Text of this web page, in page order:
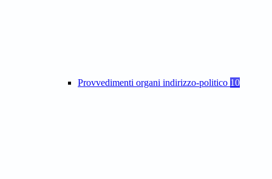
Provvedimenti organi indirizzo-politico 10